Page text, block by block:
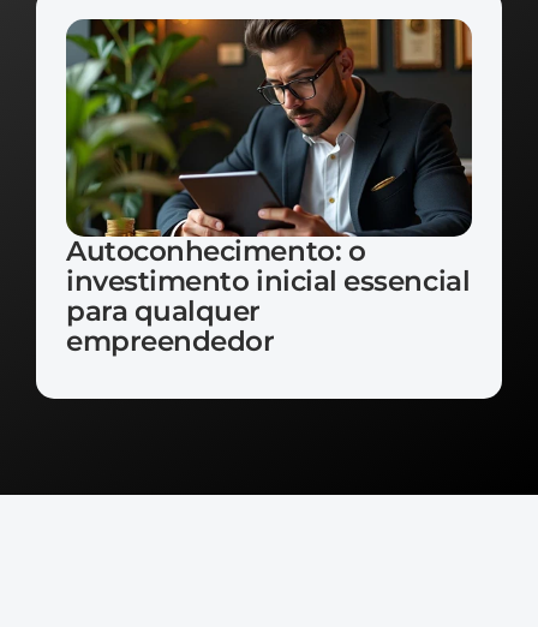
Autoconhecimento: o
investimento inicial essencial
para qualquer
empreendedor